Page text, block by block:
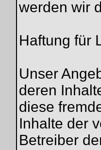
werden wir
Haftung für
Unser
deren
diese
Inhalte der
Betreiber